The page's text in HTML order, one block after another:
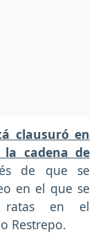
clausuró en
cadena de
de que se
en el que se
ratas en el
Restrepo.